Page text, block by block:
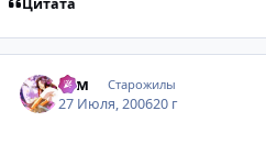
Рэм Старожилы
27 Июля, 200620 г